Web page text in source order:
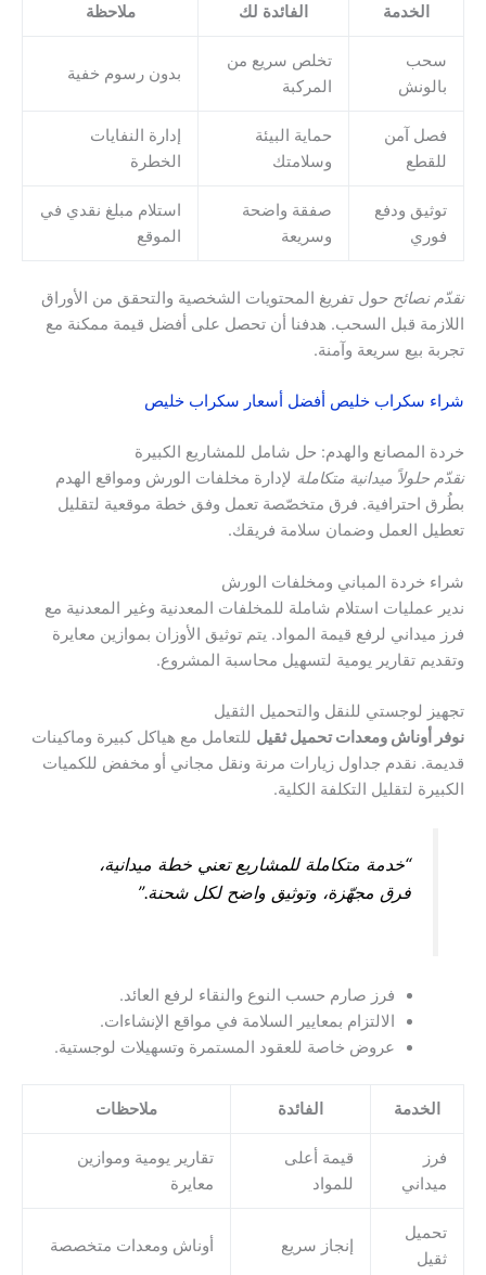
الخدمة الفائدة لك ملاحظة
سحب
بالونش
تخلص سريع من
المركبة
بدون رسوم خفية
فصل آمن
للقطع
حماية البيئة
وسلامتك
إدارة النفايات
الخطرة
توثيق ودفع
فوري
صفقة واضحة
وسريعة
استلام مبلغ نقدي في
الموقع
نقدّم نصائح حول تفريغ المحتويات الشخصية والتحقق من الأوراق
اللازمة قبل السحب. هدفنا أن تحصل على أفضل قيمة ممكنة مع
تجربة بيع سريعة وآمنة.
شراء سكراب خليص أفضل أسعار سكراب خليص
خردة المصانع والهدم: حل شامل للمشاريع الكبيرة
نقدّم حلولاً ميدانية متكاملة لإدارة مخلفات الورش ومواقع الهدم
بطُرق احترافية. فرق متخصّصة تعمل وفق خطة موقعية لتقليل
تعطيل العمل وضمان سلامة فريقك.
شراء خردة المباني ومخلفات الورش
ندير عمليات استلام شاملة للمخلفات المعدنية وغير المعدنية مع
فرز ميداني لرفع قيمة المواد. يتم توثيق الأوزان بموازين معايرة
وتقديم تقارير يومية لتسهيل محاسبة المشروع.
تجهيز لوجستي للنقل والتحميل الثقيل
نوفر أوناش ومعدات تحميل ثقيل للتعامل مع هياكل كبيرة وماكينات
قديمة. نقدم جداول زيارات مرنة ونقل مجاني أو مخفض للكميات
الكبيرة لتقليل التكلفة الكلية.
“خدمة متكاملة للمشاريع تعني خطة ميدانية،
فرق مجهّزة، وتوثيق واضح لكل شحنة.”
فرز صارم حسب النوع والنقاء لرفع العائد.
الالتزام بمعايير السلامة في مواقع الإنشاءات.
عروض خاصة للعقود المستمرة وتسهيلات لوجستية.
الخدمة الفائدة ملاحظات
فرز
ميداني
قيمة أعلى
للمواد
تقارير يومية وموازين
معايرة
تحميل
ثقيل
إنجاز سريع أوناش ومعدات متخصصة